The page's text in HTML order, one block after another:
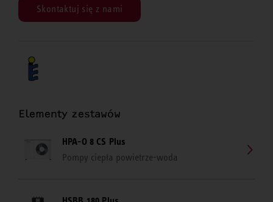
Skontaktuj się z nami
Elementy zestawów
HPA-O 8 CS Plus
Pompy ciepła powietrze-woda